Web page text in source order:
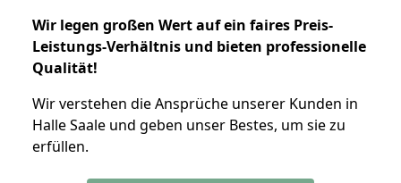
Wir legen großen Wert auf ein faires Preis-
Leistungs-Verhältnis und bieten professionelle
Qualität!
Wir verstehen die Ansprüche unserer Kunden in
Halle Saale und geben unser Bestes, um sie zu
erfüllen.